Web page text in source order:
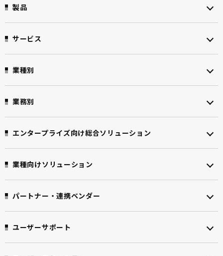
製品
サービス
業種別
業務別
エンタープライズ向け総合ソリューション
業種向けソリューション
パートナー・連携ベンダー
ユーザーサポート